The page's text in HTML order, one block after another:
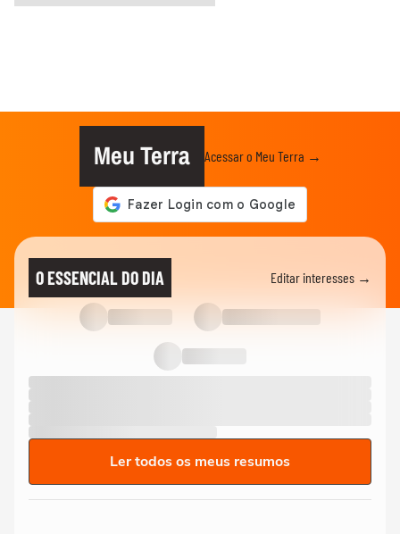
Meu Terra Acessar o Meu Terra →
O ESSENCIAL DO DIA Editar interesses →
Ler todos os meus resumos